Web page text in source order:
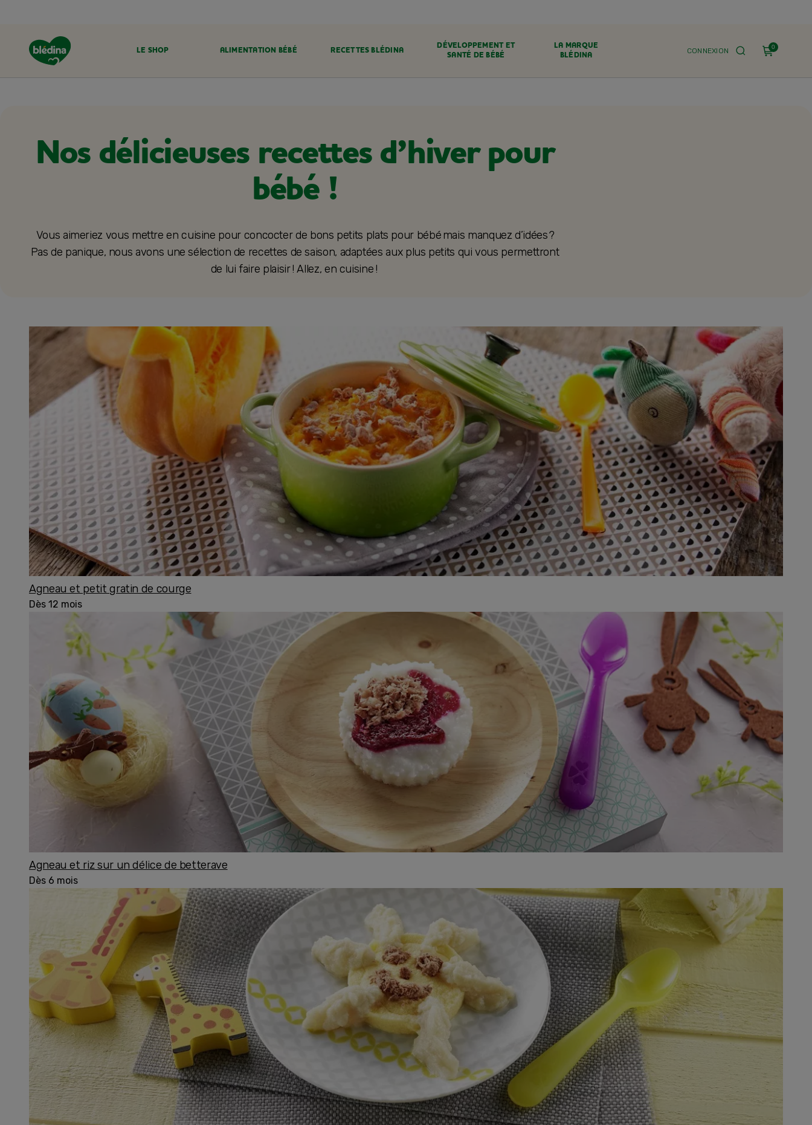
CONNEXION 0
LE SHOP ALIMENTATION BÉBÉ RECETTES BLÉDINA
DÉVELOPPEMENT ET
SANTÉ DE BÉBÉ
LA MARQUE
BLÉDINA
RECETTES BLÉDINA
Nos délicieuses recettes d’hiver pour
bébé !
Vous aimeriez vous mettre en cuisine pour concocter de bons petits plats pour bébé mais manquez d’idées ?
Pas de panique, nous avons une sélection de recettes de saison, adaptées aux plus petits qui vous permettront
de lui faire plaisir ! Allez, en cuisine !
Agneau et petit gratin de courge
Dès 12 mois
Agneau et riz sur un délice de betterave
Dès 6 mois